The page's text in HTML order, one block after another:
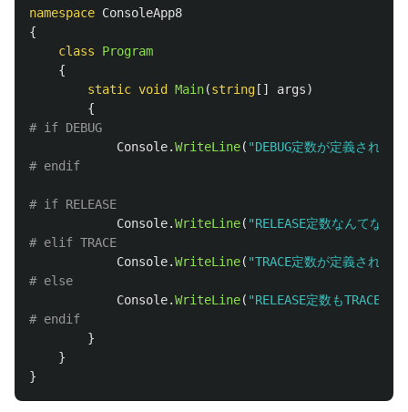
namespace ConsoleApp8
{
class
Program
{
static void Main(string[] args)
{
Console.WriteLine( "DEBUG定数が定義されて
Console.WriteLine( "RELEASE定数なんてない
Console.WriteLine( "TRACE定数が定義されて
Console.WriteLine( "RELEASE定数もTRACE定
}
}
}